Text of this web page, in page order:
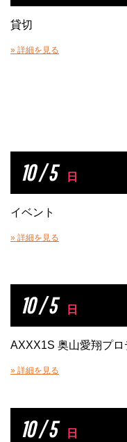
貸切
» 詳細を見る
10 / 5 日
イベント
» 詳細を見る
10 / 5 日
AXXX1S 奥山愛翔プ
» 詳細を見る
10 / 5 日